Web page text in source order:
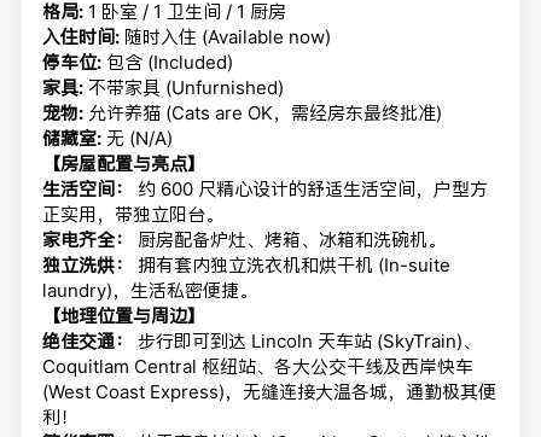
格局: 1 卧室 / 1 卫生间 / 1 厨房
入住时间: 随时入住 (Available now)
停车位: 包含 (Included)
家具: 不带家具 (Unfurnished)
宠物: 允许养猫 (Cats are OK，需经房东最终批准)
储藏室: 无 (N/A)
【房屋配置与亮点】
生活空间：
约 600 尺精心设计的舒适生活空间，户型方
正实用，带独立阳台。
家电齐全：
厨房配备炉灶、烤箱、冰箱和洗碗机。
独立洗烘：
拥有套内独立洗衣机和烘干机 (In-suite
laundry)，生活私密便捷。
【地理位置与周边】
绝佳交通：
步行即可到达 Lincoln 天车站 (SkyTrain)、
Coquitlam Central 枢纽站、各大公交干线及西岸快车
(West Coast Express)，无缝连接大温各城，通勤极其便
利！